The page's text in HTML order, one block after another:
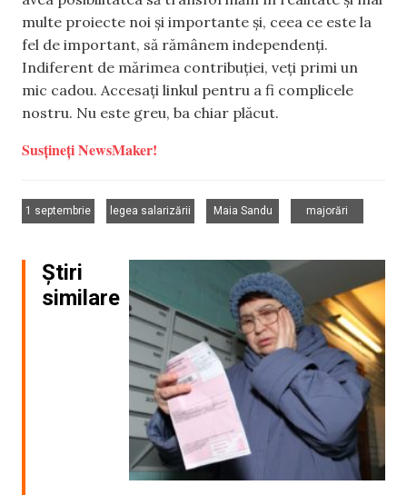
multe proiecte noi și importante și, ceea ce este la
fel de important, să rămânem independenți.
Indiferent de mărimea contribuției, veți primi un
mic cadou. Accesați linkul pentru a fi complicele
nostru. Nu este greu, ba chiar plăcut.
Susțineți NewsMaker!
1 septembrie
legea salarizării
Maia Sandu
majorări
Știri
similare